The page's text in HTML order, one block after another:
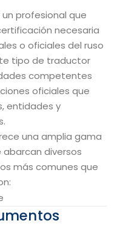
profesional que
necesaria
o oficiales del ruso
tipo de traductor
competentes
oficiales que
entidades y
una amplia gama
diversos
más comunes que